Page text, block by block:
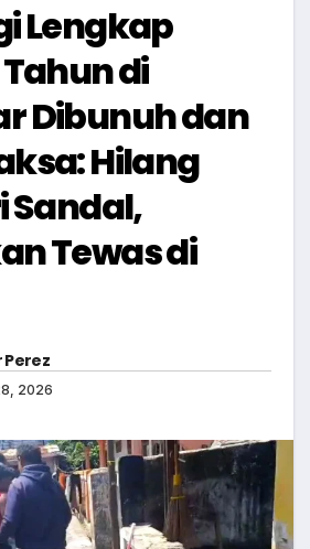
Lengkap
Tahun di
Dibunuh dan
Hilang
Sandal,
Tewas di
Perez
2026